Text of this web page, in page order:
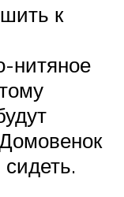
к
нитяное